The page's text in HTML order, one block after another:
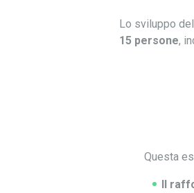
Lo sviluppo
15 persone,
Questa
Il